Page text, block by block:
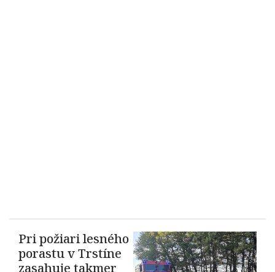
Pri požiari lesného
porastu v Trstíne
zasahuje takmer